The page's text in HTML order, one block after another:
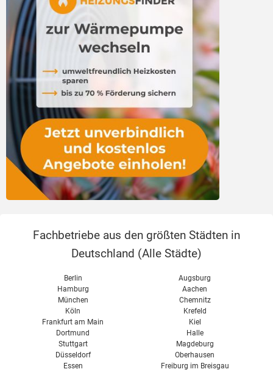
Fachbetriebe aus den größten Städten in
Deutschland (Alle Städte)
Berlin
Hamburg
München
Köln
Frankfurt am Main
Dortmund
Stuttgart
Düsseldorf
Essen
Augsburg
Aachen
Chemnitz
Krefeld
Kiel
Halle
Magdeburg
Oberhausen
Freiburg im Breisgau